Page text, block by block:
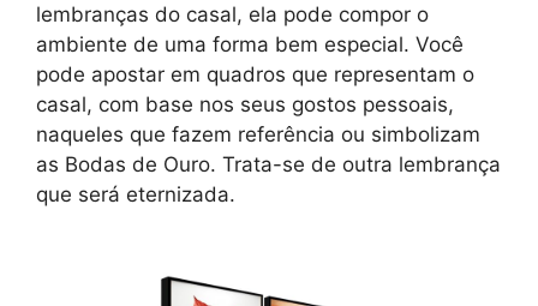
lembranças do casal, ela pode compor o
ambiente de uma forma bem especial. Você
pode apostar em quadros que representam o
casal, com base nos seus gostos pessoais,
naqueles que fazem referência ou simbolizam
as Bodas de Ouro. Trata-se de outra lembrança
que será eternizada.